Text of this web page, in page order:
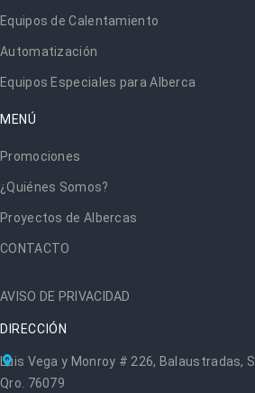
Equipos de Calentamiento
Automatización
Equipos Especiales para Alberca
MENÚ
Promociones
¿Quiénes Somos?
Proyectos de Albercas
CONTACTO
AVISO DE PRIVACIDAD
DIRECCIÓN
Luis Vega y Monroy # 226, Balaustradas,
Qro. 76079